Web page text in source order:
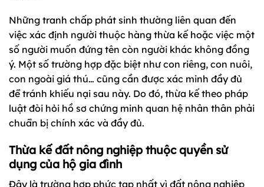
Những tranh chấp phát sinh thường liên quan đến
việc xác định người thuộc hàng thừa kế hoặc việc một
số người muốn đứng tên còn người khác không đồng
ý. Một số trường hợp đặc biệt như con riêng, con nuôi,
con ngoài giá thú… cũng cần được xác minh đầy đủ
để tránh khiếu nại sau này. Do đó, thừa kế theo pháp
luật đòi hỏi hồ sơ chứng minh quan hệ nhân thân phải
chuẩn bị chính xác và đầy đủ.
Thừa kế đất nông nghiệp thuộc quyền sử
dụng của hộ gia đình
Đây là trường hợp phức tạp nhất vì đất nông nghiệp